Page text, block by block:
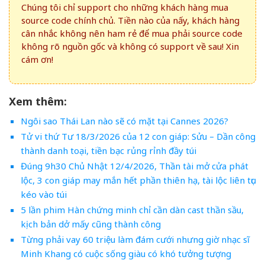
Chúng tôi chỉ support cho những khách hàng mua
source code chính chủ. Tiền nào của nấy, khách hàng
cân nhắc không nên ham rẻ để mua phải source code
không rõ nguồn gốc và không có support về sau! Xin
cám ơn!
Xem thêm:
Ngôi sao Thái Lan nào sẽ có mặt tại Cannes 2026?
Tử vi thứ Tư 18/3/2026 của 12 con giáp: Sửu – Dần công
thành danh toại, tiền bạc rủng rỉnh đầy túi
Đúng 9h30 Chủ Nhật 12/4/2026, Thần tài mở cửa phát
lộc, 3 con giáp may mắn hết phần thiên hạ, tài lộc liên tục
kéo vào túi
5 lần phim Hàn chứng minh chỉ cần dàn cast thần sầu,
kịch bản dở mấy cũng thành công
Từng phải vay 60 triệu làm đám cưới nhưng giờ nhạc sĩ
Minh Khang có cuộc sống giàu có khó tưởng tượng